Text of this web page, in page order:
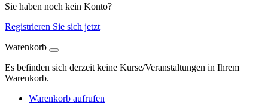
Sie haben noch kein Konto?
Registrieren Sie sich jetzt
Warenkorb
Es befinden sich derzeit keine Kurse/Veranstaltungen in Ihrem
Warenkorb.
Warenkorb aufrufen